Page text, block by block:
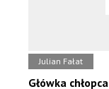
Julian Fałat
Główka chłopca